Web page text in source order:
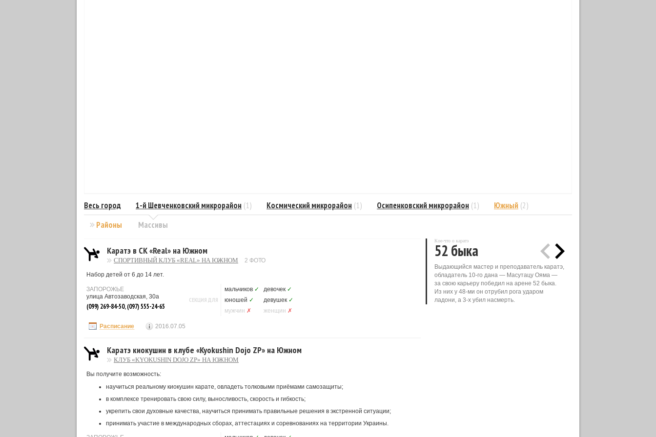
Районы Массивы
Весь город 1-й Шевченковский микрорайон (1) Космический микрорайон (1) Осипенковский микрорайон (1) Южный (2)
Каратэ в СК «Real» на Южном
СПОРТИВНЫЙ КЛУБ «REAL» НА ЮЖНОМ 2 ФОТО
Набор детей от 6 до 14 лет.
ЗАПОРОЖЬЕ
улица Автозаводская, 30а
(099) 269-84-50, (097) 555-24-65
СЕКЦИЯ ДЛЯ
мальчиков ✓ девочек ✓
юношей ✓ девушек ✓
мужчин ✗ женщин ✗
Расписание 2016.07.05
Каратэ киокушин в клубе «Kyokushin Dojo ZP» на Южном
КЛУБ «KYOKUSHIN DOJO ZP» НА ЮЖНОМ
Вы получите возможность:
научиться реальному киокушин карате, овладеть толковыми приёмами самозащиты;
в комплексе тренировать свою силу, выносливость, скорость и гибкость;
укрепить свои духовные качества, научиться принимать правильные решения в экстренной ситуации;
принимать участие в международных сборах, аттестациях и соревнованиях на территории Украины.
Кое-что о каратэ
52 быка
Выдающийся мастер и преподаватель каратэ,
обладатель 10-го дана — Масутацу Ояма —
за свою карьеру победил на арене 52 быка.
Из них у 48-ми он отрубил рога ударом
ладони, а 3-х убил насмерть.